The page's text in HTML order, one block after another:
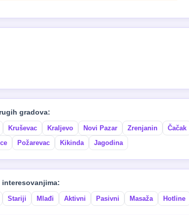
gradova:
Kruševac Kraljevo Novi Pazar Zrenjanin Čačak
Požarevac Kikinda Jagodina
interesovanjima:
Stariji Mlađi Aktivni Pasivni Masaža Hotline